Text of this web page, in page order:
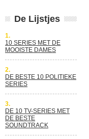
De Lijstjes
1.
10 SERIES MET DE
MOOISTE DAMES
2.
DE BESTE 10 POLITIEKE
SERIES
3.
DE 10 TV-SERIES MET
DE BESTE
SOUNDTRACK